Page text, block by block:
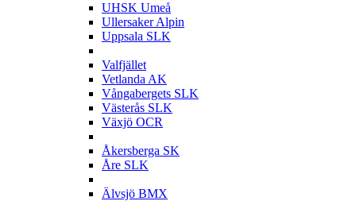
UHSK Umeå
Ullersaker Alpin
Uppsala SLK
Valfjället
Vetlanda AK
Vångabergets SLK
Västerås SLK
Växjö OCR
Åkersberga SK
Åre SLK
Älvsjö BMX